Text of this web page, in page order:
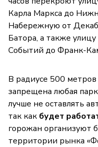
Карла Маркса до
Набережную от
Батора, а также
Событий до Франк-
В радиусе 500
запрещена любая
лучше не оставлять
так как будет
горожан организуют
территории рынка